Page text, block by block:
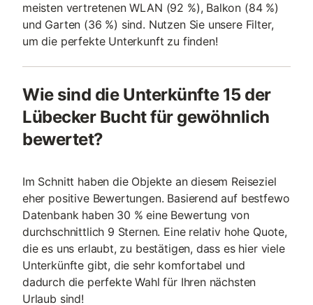
meisten vertretenen WLAN (92 %), Balkon (84 %)
und Garten (36 %) sind. Nutzen Sie unsere Filter,
um die perfekte Unterkunft zu finden!
Wie sind die Unterkünfte 15 der
Lübecker Bucht für gewöhnlich
bewertet?
Im Schnitt haben die Objekte an diesem Reiseziel
eher positive Bewertungen. Basierend auf bestfewo
Datenbank haben 30 % eine Bewertung von
durchschnittlich 9 Sternen. Eine relativ hohe Quote,
die es uns erlaubt, zu bestätigen, dass es hier viele
Unterkünfte gibt, die sehr komfortabel und
dadurch die perfekte Wahl für Ihren nächsten
Urlaub sind!